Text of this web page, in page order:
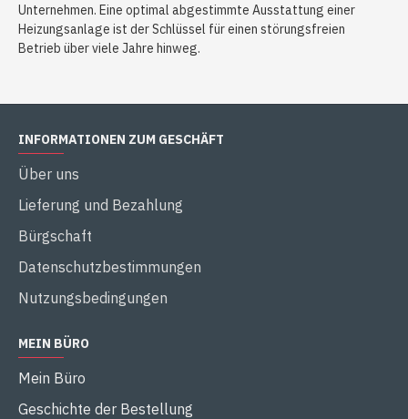
Unternehmen. Eine optimal abgestimmte Ausstattung einer
Heizungsanlage ist der Schlüssel für einen störungsfreien
Betrieb über viele Jahre hinweg.
INFORMATIONEN ZUM GESCHÄFT
Über uns
Lieferung und Bezahlung
Bürgschaft
Datenschutzbestimmungen
Nutzungsbedingungen
MEIN BÜRO
Mein Büro
Geschichte der Bestellung